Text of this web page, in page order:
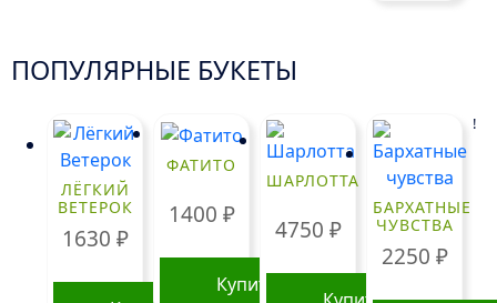
ПОПУЛЯРНЫЕ БУКЕТЫ
ЛЁГКИЙ
ВЕТЕРОК
1630 ₽
ФАТИТО
1400 ₽
Купить
ШАРЛОТТА
4750 ₽
БАРХАТНЫЕ
ЧУВСТВА
2250 ₽
!